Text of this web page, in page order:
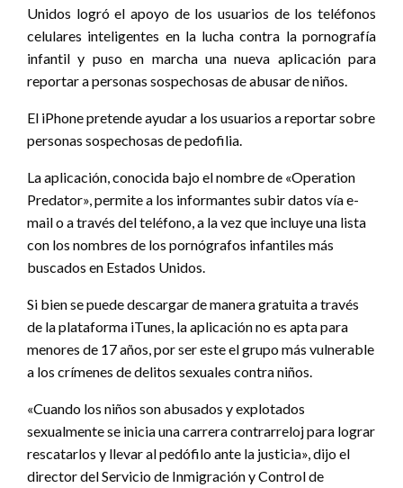
Unidos logró el apoyo de los usuarios de los teléfonos
celulares inteligentes en la lucha contra la pornografía
infantil y puso en marcha una nueva aplicación para
reportar a personas sospechosas de abusar de niños.
El iPhone pretende ayudar a los usuarios a reportar sobre
personas sospechosas de pedofilia.
La aplicación, conocida bajo el nombre de «Operation
Predator», permite a los informantes subir datos vía e-
mail o a través del teléfono, a la vez que incluye una lista
con los nombres de los pornógrafos infantiles más
buscados en Estados Unidos.
Si bien se puede descargar de manera gratuita a través
de la plataforma iTunes, la aplicación no es apta para
menores de 17 años, por ser este el grupo más vulnerable
a los crímenes de delitos sexuales contra niños.
«Cuando los niños son abusados y explotados
sexualmente se inicia una carrera contrarreloj para lograr
rescatarlos y llevar al pedófilo ante la justicia», dijo el
director del Servicio de Inmigración y Control de